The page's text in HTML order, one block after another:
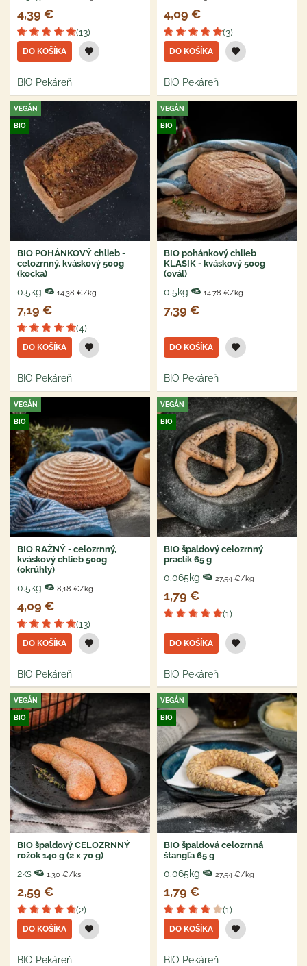
4,39 €
(13)
DO KOŠÍKA
BIO Pekáreň
4,09 €
(3)
DO KOŠÍKA
BIO Pekáreň
VEGÁN
BIO
BIO POHÁNKOVÝ chlieb -
celozrnný, kváskový 500g
(kocka)
0.5kg 14,38 €/kg
7,19 €
(4)
DO KOŠÍKA
BIO Pekáreň
VEGÁN
BIO
BIO pohánkový chlieb
KLASIK - kváskový 500g
(ovál)
0.5kg 14,78 €/kg
7,39 €
DO KOŠÍKA
BIO Pekáreň
VEGÁN
BIO
BIO RAŽNÝ - celozrnný,
kváskový chlieb 500g
(okrúhly)
0.5kg 8,18 €/kg
4,09 €
(13)
DO KOŠÍKA
BIO Pekáreň
VEGÁN
BIO
BIO špaldový celozrnný
praclík 65 g
0.065kg 27,54 €/kg
1,79 €
(1)
DO KOŠÍKA
BIO Pekáreň
VEGÁN
BIO
BIO špaldový CELOZRNNÝ
rožok 140 g (2 x 70 g)
2ks 1,30 €/ks
2,59 €
(2)
DO KOŠÍKA
BIO Pekáreň
VEGÁN
BIO
BIO špaldová celozrnná
štangľa 65 g
0.065kg 27,54 €/kg
1,79 €
(1)
DO KOŠÍKA
BIO Pekáreň